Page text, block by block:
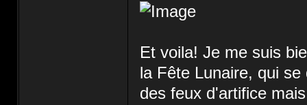
Et voila! Je me suis
la Fête Lunaire, qui
des feux d'artifice